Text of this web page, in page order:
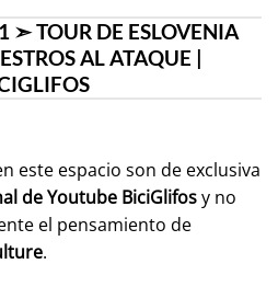
➣ TOUR DE ESLOVENIA
AL ATAQUE |
este espacio son de exclusiva
de Youtube BiciGlifosy no
el pensamiento de
.